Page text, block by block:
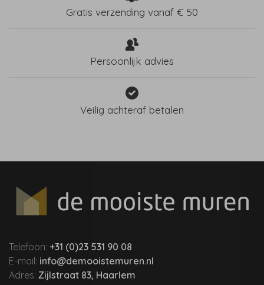
Gratis verzending vanaf € 50
Persoonlijk advies
Veilig achteraf betalen
Telefoon: +31 (0)23 531 90 08
E-mail: info@demooistemuren.nl
Adres: Zijlstraat 83, Haarlem